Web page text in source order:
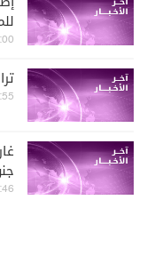
08-05
08-05
08-05